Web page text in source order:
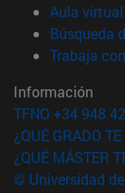
Aula virtual
Búsqueda
Trabaja
Información
TFNO +34 948
¿QUÉ GRADO
¿QUÉ MÁSTER
© Universidad